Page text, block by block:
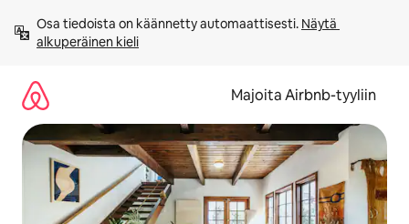
sisältö
väliin
Osa tiedoista on käännetty automaattisesti. Näytä
alkuperäinen kieli
Majoita Airbnb-tyyliin